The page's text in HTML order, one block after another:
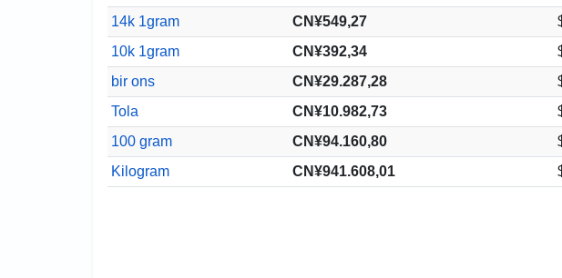
14k 1gram
CN¥549,27
10k 1gram
CN¥392,34
bir ons
CN¥29.287,28
Tola
CN¥10.982,73
100 gram
CN¥94.160,80
Kilogram
CN¥941.608,01